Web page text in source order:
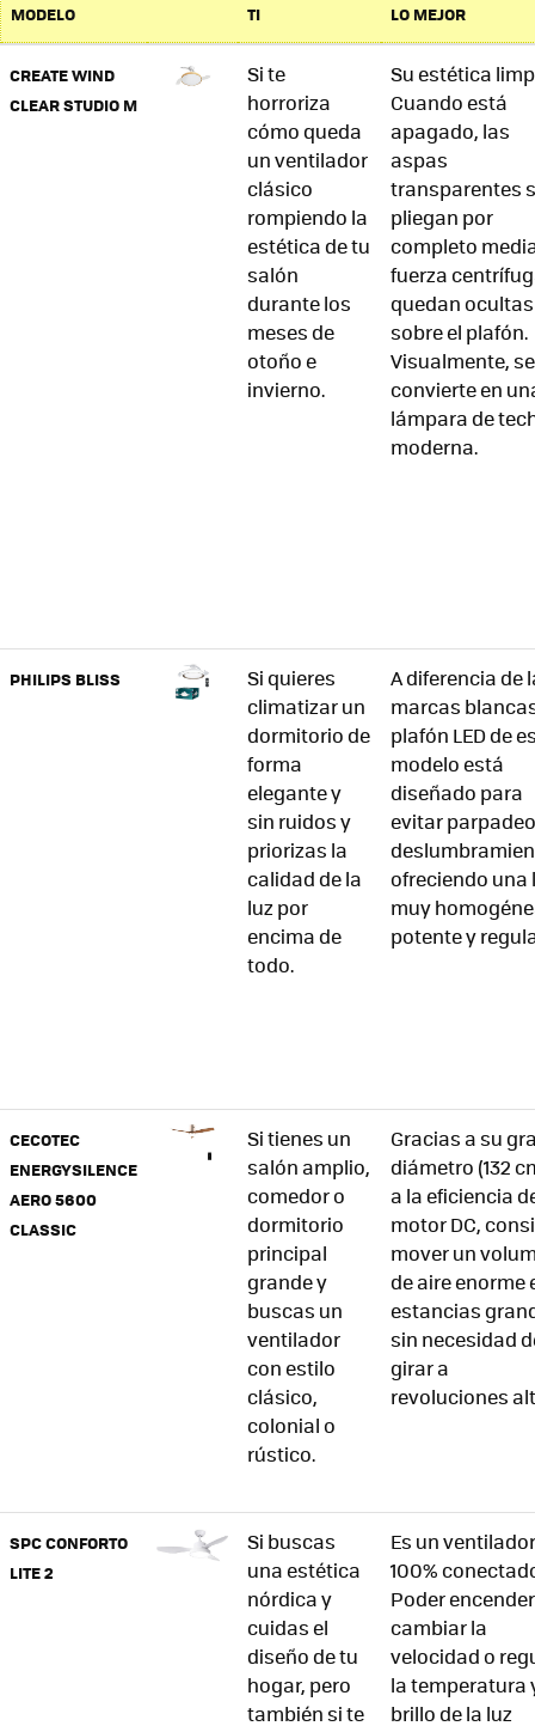
Algunos extras a considerar
Preguntas frecuentes sobre el mejor ventilador de
techo silencioso
¿Cómo saber si un ventilador de techo es
verdaderamente silencioso?
¿Es mejor un ventilador de techo con luz LED
integrada o con bombilla tradicional?
¿Influye el número de aspas en el ruido que hace
¿Qué tamaño de ventilador necesito según los
metros cuadrados de mi habitación?
El ventilador hace un ruido de balanceo o "clic"
MODELO TI LO MEJOR
CREATE WIND
CLEAR STUDIO M
Si te
horroriza
cómo queda
un ventilador
clásico
rompiendo la
estética de tu
salón
durante los
meses de
otoño e
invierno.
Su estética
Cuando está
apagado, las
aspas
transparentes
pliegan por
completo
fuerza
quedan ocultas
sobre el plafón.
Visualmente, se
convierte en
lámpara de
moderna.
PHILIPS BLISS
Si quieres
climatizar un
dormitorio de
forma
elegante y
sin ruidos y
priorizas la
calidad de la
luz por
encima de
todo.
A diferencia de
marcas
plafón LED de
modelo está
diseñado para
evitar
ofreciendo una
muy
potente y
CECOTEC
ENERGYSILENCE
AERO 5600
CLASSIC
Si tienes un
salón amplio,
comedor o
dormitorio
principal
grande y
buscas un
ventilador
con estilo
clásico,
colonial o
rústico.
Gracias a su
diámetro (132
a la eficiencia
motor DC,
mover un
de aire enorme
estancias
sin necesidad
girar a
revoluciones
SPC CONFORTO
LITE 2
Si buscas
una estética
nórdica y
cuidas el
diseño de tu
hogar, pero
también si te
Es un ventilador
100%
Poder
cambiar la
velocidad o
la temperatura
brillo de la luz